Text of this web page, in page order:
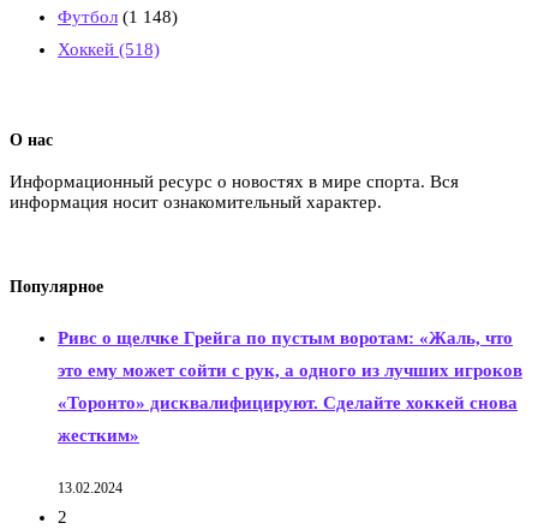
Футбол (1 148)
Хоккей (518)
О нас
Информационный ресурс о новостях в мире спорта. Вся
информация носит ознакомительный характер.
Популярное
Ривс о щелчке Грейга по пустым воротам: «Жаль, что
это ему может сойти с рук, а одного из лучших игроков
«Торонто» дисквалифицируют. Сделайте хоккей снова
жестким»
13.02.2024
2